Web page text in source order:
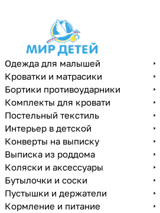
Одежда для малышей
Кроватки и матрасики
Бортики противоударники
Комплекты для кровати
Постельный текстиль
Интерьер в детской
Конверты на выписку
Выписка из роддома
Коляски и аксессуары
Бутылочки и соски
Пустышки и держатели
Кормление и питание